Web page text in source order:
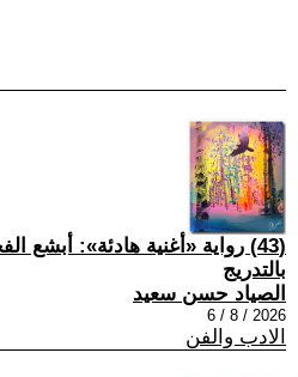
(43) رواية «أغنية هادئة»: أبشع
بالتدريج
الصياد حسن سعيد
2026 / 8 / 6
الادب والفن